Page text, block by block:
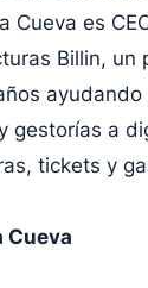
Cueva es
Billin, un
gestorías a
tickets y
Cueva